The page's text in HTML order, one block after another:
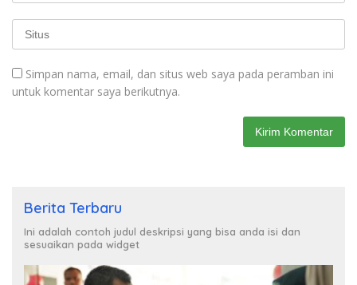
Simpan nama, email, dan situs web saya pada peramban ini
untuk komentar saya berikutnya.
Berita Terbaru
Ini adalah contoh judul deskripsi yang bisa anda isi dan
sesuaikan pada widget